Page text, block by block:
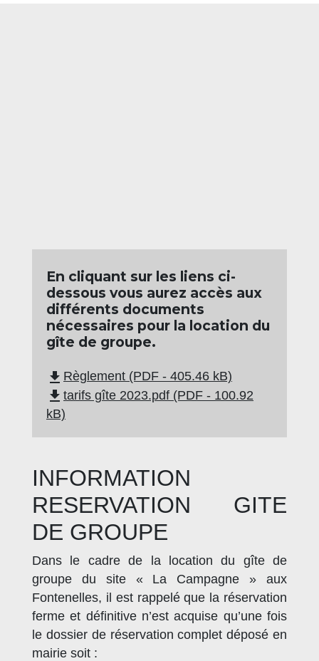
En cliquant sur les liens ci-
dessous vous aurez accès aux
différents documents
nécessaires pour la location du
gîte de groupe.
file_download Règlement (PDF - 405.46 kB)
file_download tarifs gîte 2023.pdf (PDF - 100.92
kB)
INFORMATION
RESERVATION GITE
DE GROUPE
Dans le cadre de la location du gîte de
groupe du site « La Campagne » aux
Fontenelles, il est rappelé que la réservation
ferme et définitive n’est acquise qu’une fois
le dossier de réservation complet déposé en
mairie soit :